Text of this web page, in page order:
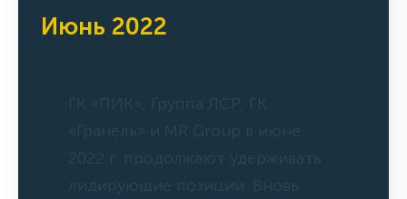
Июнь 2022
ГК «ПИК», Группа ЛСР, ГК
«Гранель» и MR Group в июне
2022 г. продолжают удерживать
лидирующие позиции. Вновь